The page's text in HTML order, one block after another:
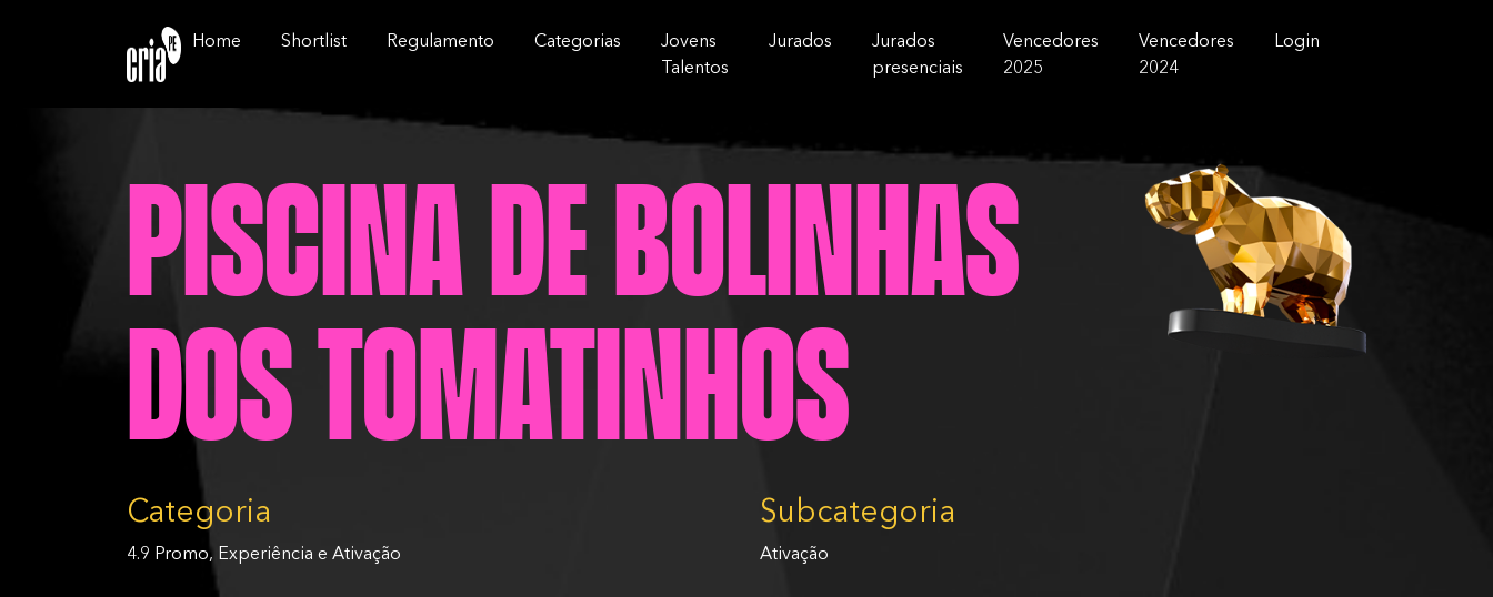
Home Shortlist Regulamento Categorias
Jovens
Talentos
Jurados
Jurados
presenciais
Vencedores
2025
Vencedores
2024
Login
Piscina de Bolinhas
dos Tomatinhos
Categoria
4.9 Promo, Experiência e Ativação
Subcategoria
Ativação